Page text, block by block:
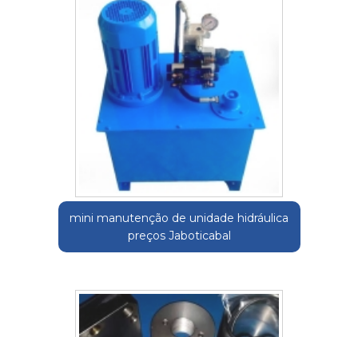
mini manutenção de unidade hidráulica
preços Jaboticabal